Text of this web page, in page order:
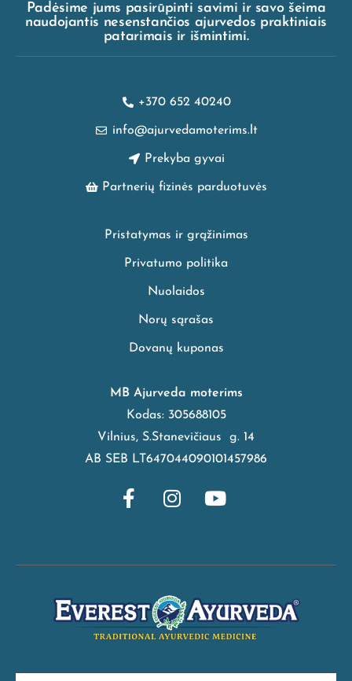
Padėsime jums pasirūpinti savimi ir savo šeima
naudojantis nesenstančios ajurvedos praktiniais
patarimais ir išmintimi.
+370 652 40240
info@ajurvedamoterims.lt
Prekyba gyvai
Partnerių fizinės parduotuvės
Pristatymas ir grąžinimas
Privatumo politika
Nuolaidos
Norų sąrašas
Dovanų kuponas
MB Ajurveda moterims
Kodas: 305688105
Vilnius, S.Stanevičiaus g. 14
AB SEB LT647044090101457986